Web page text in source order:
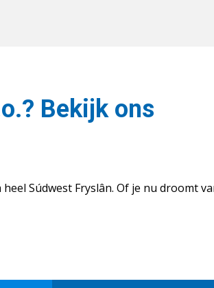
Bekijk ons
Súdwest Fryslân. Of je nu droomt